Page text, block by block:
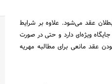
عقد می‌شود. علاوه بر شرایط
ویژه‌ای دارد و حتی در صورت
عقد مانعی برای مطالبه مهریه